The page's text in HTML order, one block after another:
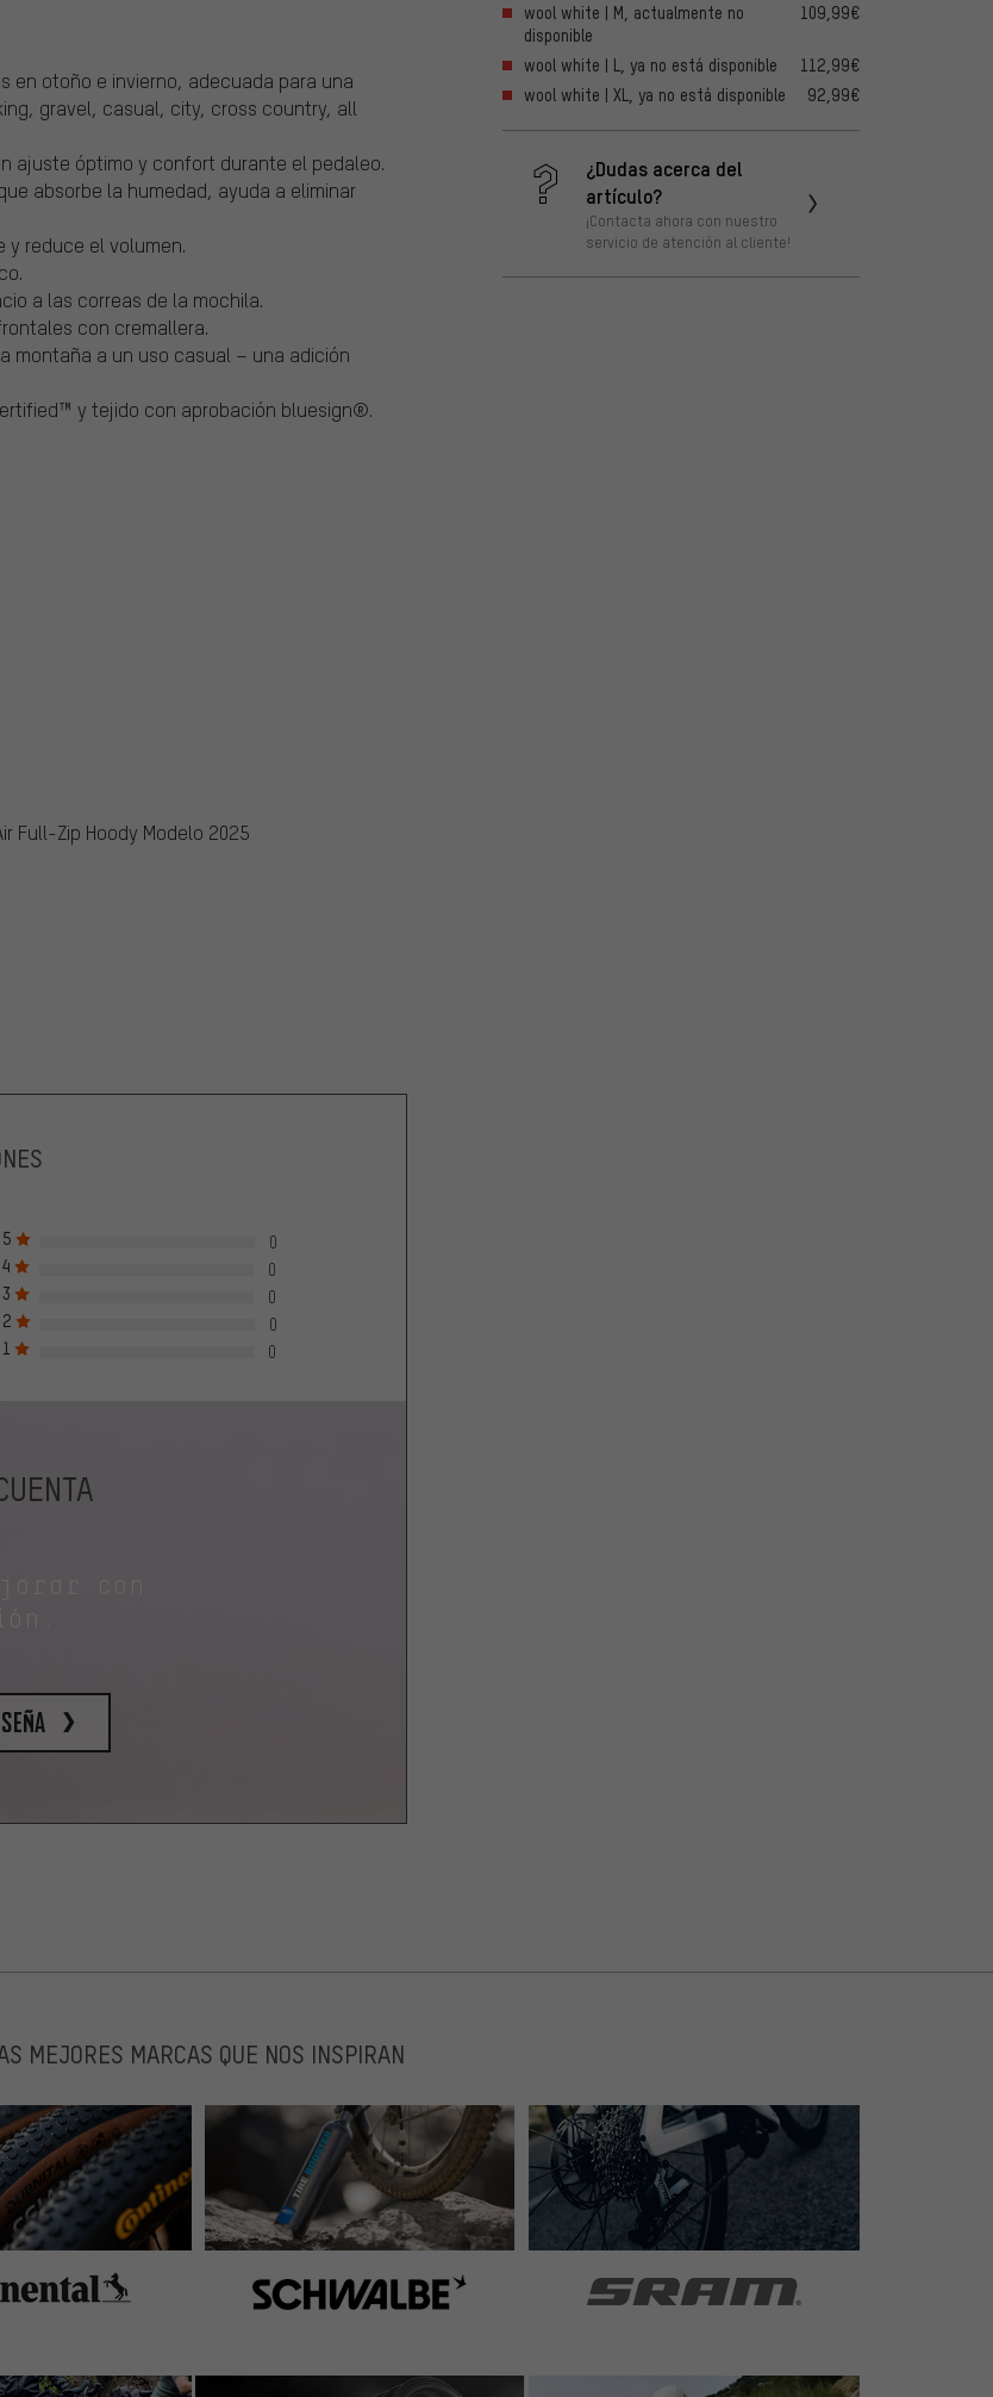
otoño e invierno, adecuada para una
gravel, casual, city, cross country, all
ajuste óptimo y confort durante el pedaleo.
absorbe la humedad, ayuda a eliminar
y reduce el volumen.
a las correas de la mochila.
con cremallera.
montaña a un uso casual – una adición
y tejido con aprobación bluesign®.
Full-Zip Hoody Modelo 2025
wool white | M, actualmente no
disponible
109,99€
wool white | L, ya no está disponible
112,99€
wool white | XL, ya no está disponible
92,99€
¿Dudas acerca del
artículo?
¡Contacta ahora con nuestro
servicio de atención al cliente!
5
0
4
0
3
0
2
0
1
0
MEJORES MARCAS QUE NOS INSPIRAN